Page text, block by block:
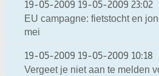
19-05-2009 19-05-2009 23:02
EU campagne: fietstocht en
mei
19-05-2009 19-05-2009 10:18
Vergeet je niet aan te melden